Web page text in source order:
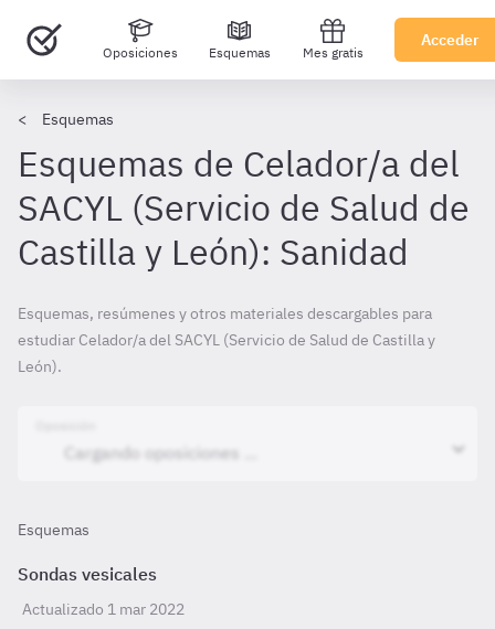
Oposiciones Esquemas Mes gratis
Acceder
Esquemas
Esquemas de Celador/a del
SACYL (Servicio de Salud de
Castilla y León): Sanidad
Esquemas, resúmenes y otros materiales descargables para
estudiar Celador/a del SACYL (Servicio de Salud de Castilla y
León).
Esquemas
Sondas vesicales
Actualizado 1 mar 2022